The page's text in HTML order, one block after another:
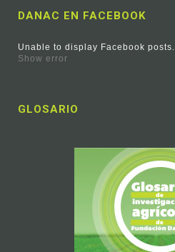
DANAC EN FACEBOOK
Unable to display Facebook posts.
Show error
GLOSARIO